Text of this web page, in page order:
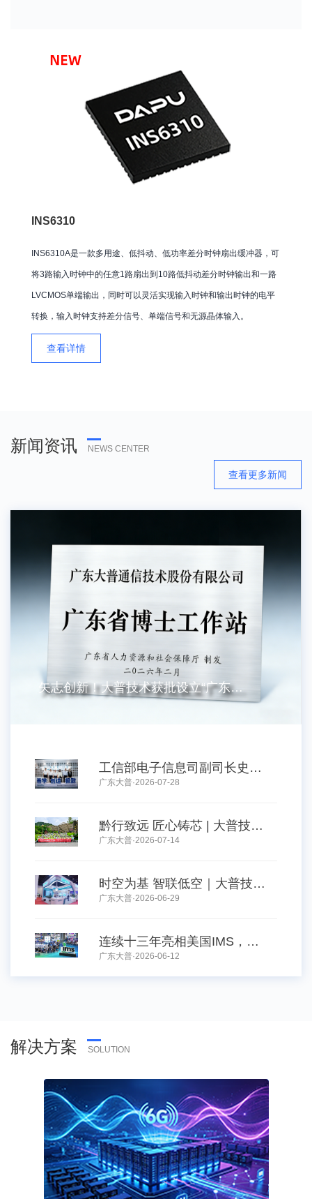
INS6310
INS6310A是一款多用途、低抖动、低功率差分时钟扇出缓冲器，可
将3路输入时钟中的任意1路扇出到10路低抖动差分时钟输出和一路
LVCMOS单端输出，同时可以灵活实现输入时钟和输出时钟的电平
转换，输入时钟支持差分信号、单端信号和无源晶体输入。
查看详情
新闻资讯 NEWS CENTER
查看更多新闻
矢志创新！大普技术获批设立“广东省博士工作站”
工信部电子信息司副司长史惠康一行莅临大普技术调研，聚焦AI算力底座
广东大普·2026-07-28
黔行致远 匠心铸芯 | 大普技术共赴美好“黔”程
广东大普·2026-07-14
时空为基 智联低空｜大普技术亮相2026国际无人机应用及防控大会
广东大普·2026-06-29
连续十三年亮相美国IMS，大普技术全球化开启技术信任新征程
广东大普·2026-06-12
解决方案 SOLUTION